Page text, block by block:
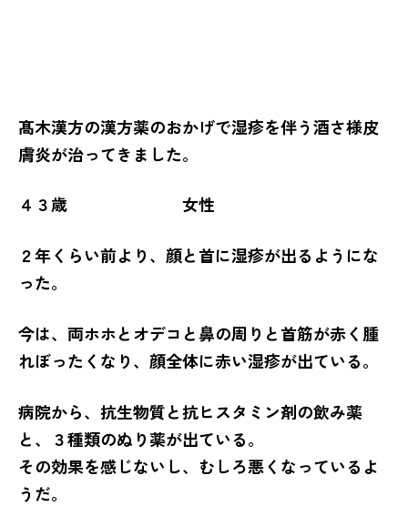
髙木漢方の漢方薬のおかげで湿疹を伴う酒さ様皮
膚炎が治ってきました。
４３歳 女性
２年くらい前より、顔と首に湿疹が出るようにな
った。
今は、両ホホとオデコと鼻の周りと首筋が赤く腫
れぼったくなり、顔全体に赤い湿疹が出ている。
病院から、抗生物質と抗ヒスタミン剤の飲み薬
と、３種類のぬり薬が出ている。
その効果を感じないし、むしろ悪くなっているよ
うだ。